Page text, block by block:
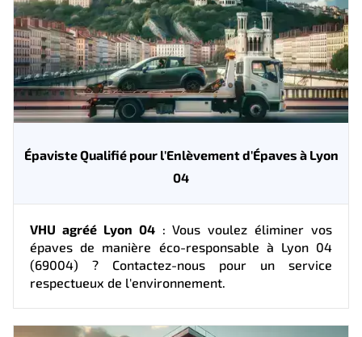
Épaviste Qualifié pour l'Enlèvement d'Épaves à Lyon
04
VHU agréé Lyon 04: Vous voulez éliminer vos
épaves de manière éco-responsable à Lyon 04
(69004) ? Contactez-nous pour un service
respectueux de l'environnement.